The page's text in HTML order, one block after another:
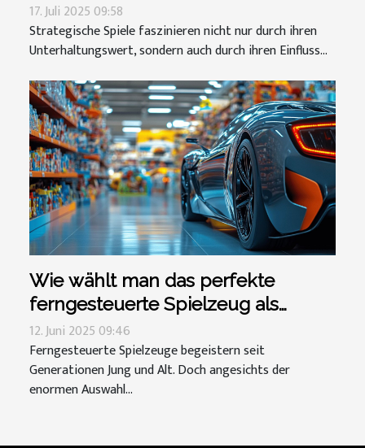
17. Juli 2025 09:58
Strategische Spiele faszinieren nicht nur durch ihren
Unterhaltungswert, sondern auch durch ihren Einfluss...
Wie wählt man das perfekte
ferngesteuerte Spielzeug als
Geschenk aus?
12. Juni 2025 09:46
Ferngesteuerte Spielzeuge begeistern seit
Generationen Jung und Alt. Doch angesichts der
enormen Auswahl...